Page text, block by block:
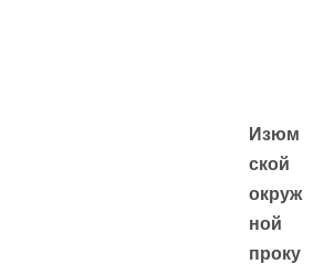
Изюм
ской
окруж
ной
проку